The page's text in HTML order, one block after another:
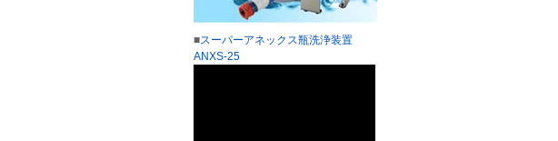
■スーパーアネックス瓶洗浄装置
ANXS-25